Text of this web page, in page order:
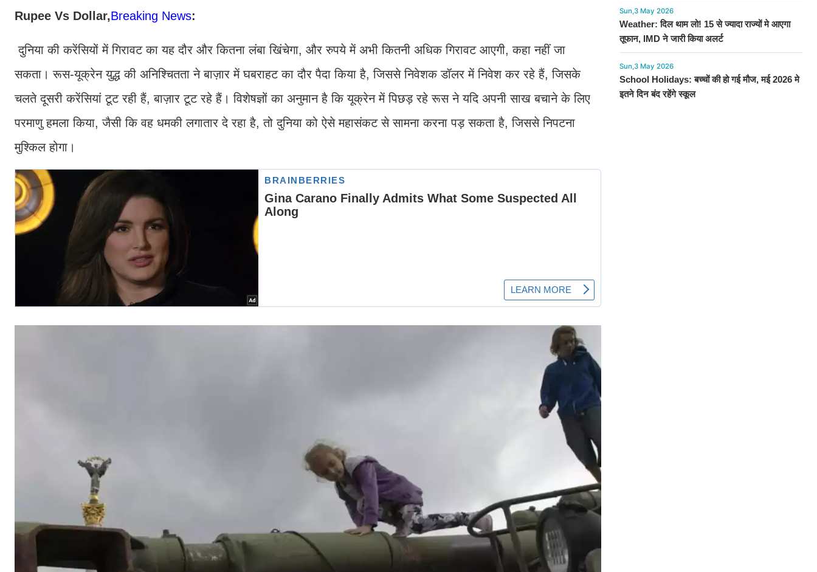
Rupee Vs Dollar,Breaking News:
दुनिया की करेंसियों में गिरावट का यह दौर और कितना लंबा खिंचेगा, और रुपये में अभी कितनी अधिक गिरावट आएगी, कहा नहीं जा
सकता। रूस-यूक्रेन युद्ध की अनिश्चितता ने बाज़ार में घबराहट का दौर पैदा किया है, जिससे निवेशक डॉलर में निवेश कर रहे हैं, जिसके
चलते दूसरी करेंसियां टूट रही हैं, बाज़ार टूट रहे हैं। विशेषज्ञों का अनुमान है कि यूक्रेन में पिछड़ रहे रूस ने यदि अपनी साख बचाने के लिए
परमाणु हमला किया, जैसी कि वह धमकी लगातार दे रहा है, तो दुनिया को ऐसे महासंकट से सामना करना पड़ सकता है, जिससे निपटना
मुश्किल होगा।
Sun,3 May 2026
Weather: दिल थाम लो! 15 से ज्यादा राज्यों मे आएगा
तूफान, IMD ने जारी किया अलर्ट
Sun,3 May 2026
School Holidays: बच्चों की हो गई मौज, मई 2026 मे
इतने दिन बंद रहेंगे स्कूल